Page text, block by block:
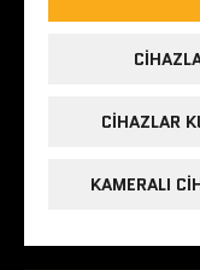
CIHAZLAR
KAMERALI